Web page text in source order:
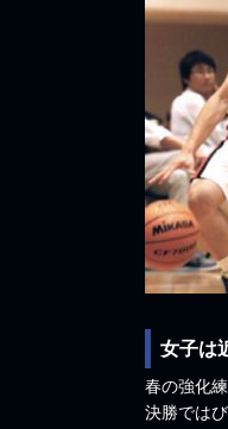
女子は
春の強化
決勝では